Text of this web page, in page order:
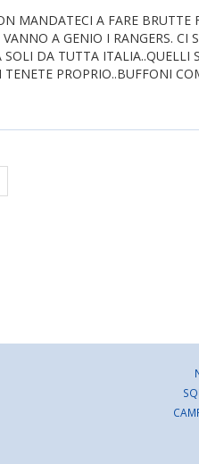
MANDATECI A FARE BRUTTE
A GENIO I RANGERS. CI
DA TUTTA ITALIA..QUELLI
PROPRIO..BUFFONI